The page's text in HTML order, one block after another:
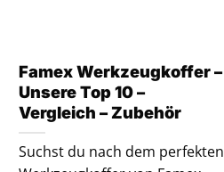
Famex Werkzeugkoffer –
Unsere Top 10 –
Vergleich – Zubehör
Suchst du nach dem perfekten